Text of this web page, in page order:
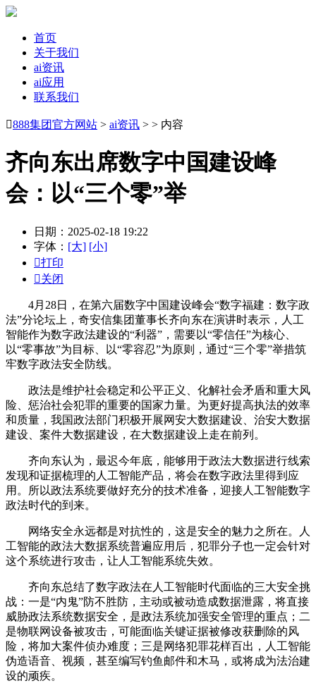
首页
关于我们
ai资讯
ai应用
联系我们
888集团官方网站 > ai资讯 > > 内容
齐向东出席数字中国建设峰
会：以“三个零”举
日期：2025-02-18 19:22
字体： [大] [小]
打印
关闭
4月28日，在第六届数字中国建设峰会“数字福建：数字政
法”分论坛上，奇安信集团董事长齐向东在演讲时表示，人工
智能作为数字政法建设的“利器”，需要以“零信任”为核心、
以“零事故”为目标、以“零容忍”为原则，通过“三个零”举措筑
牢数字政法安全防线。
政法是维护社会稳定和公平正义、化解社会矛盾和重大风
险、惩治社会犯罪的重要的国家力量。为更好提高执法的效率
和质量，我国政法部门积极开展网安大数据建设、治安大数据
建设、案件大数据建设，在大数据建设上走在前列。
齐向东认为，最迟今年底，能够用于政法大数据进行线索
发现和证据梳理的人工智能产品，将会在数字政法里得到应
用。所以政法系统要做好充分的技术准备，迎接人工智能数字
政法时代的到来。
网络安全永远都是对抗性的，这是安全的魅力之所在。人
工智能的政法大数据系统普遍应用后，犯罪分子也一定会针对
这个系统进行攻击，让人工智能系统失效。
齐向东总结了数字政法在人工智能时代面临的三大安全挑
战：一是“内鬼”防不胜防，主动或被动造成数据泄露，将直接
威胁政法系统数据安全，是政法系统加强安全管理的重点；二
是物联网设备被攻击，可能面临关键证据被修改获删除的风
险，将加大案件侦办难度；三是网络犯罪花样百出，人工智能
伪造语音、视频，甚至编写钓鱼邮件和木马，或将成为法治建
设的顽疾。